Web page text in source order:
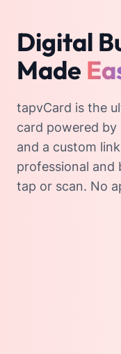
Digital
Made
tapvCard is the
card powered by
and a custom
professional and
tap or scan. No